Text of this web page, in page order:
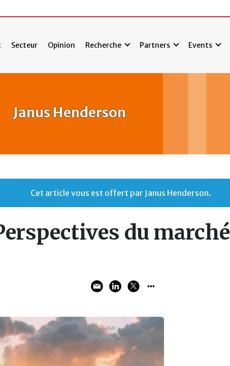
Secteur Opinion Recherche Partners Events
Janus Henderson
Cet article vous est offert par Janus Henderson.
du marché